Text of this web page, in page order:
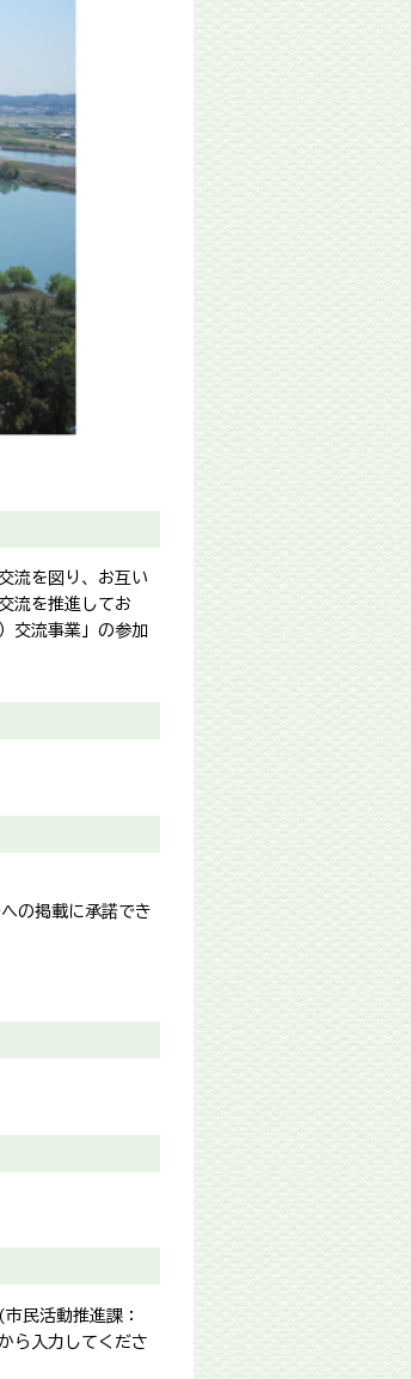
流を図り、お互い
流を推進してお
交流事業」の参加
の掲載に承諾でき
民活動推進課：
から入力してくださ